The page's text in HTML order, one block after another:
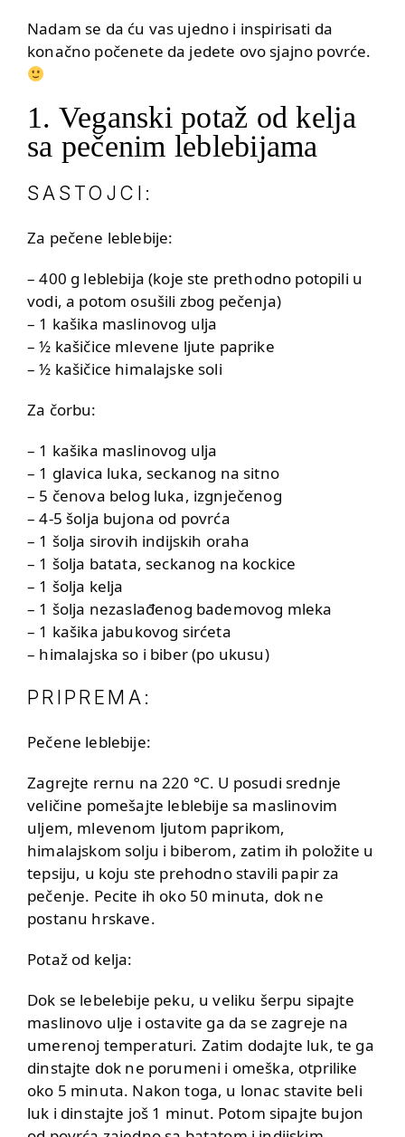
Nadam se da ću vas ujedno i inspirisati da
konačno počenete da jedete ovo sjajno povrće.
1. Veganski potaž od kelja
sa pečenim leblebijama
SASTOJCI:
Za pečene leblebije:
– 400 g leblebija (koje ste prethodno potopili u
vodi, a potom osušili zbog pečenja)
– 1 kašika maslinovog ulja
– ½ kašičice mlevene ljute paprike
– ½ kašičice himalajske soli
Za čorbu:
– 1 kašika maslinovog ulja
– 1 glavica luka, seckanog na sitno
– 5 čenova belog luka, izgnječenog
– 4-5 šolja bujona od povrća
– 1 šolja sirovih indijskih oraha
– 1 šolja batata, seckanog na kockice
– 1 šolja kelja
– 1 šolja nezaslađenog bademovog mleka
– 1 kašika jabukovog sirćeta
– himalajska so i biber (po ukusu)
PRIPREMA:
Pečene leblebije:
Zagrejte rernu na 220 °C. U posudi srednje
veličine pomešajte leblebije sa maslinovim
uljem, mlevenom ljutom paprikom,
himalajskom solju i biberom, zatim ih položite u
tepsiju, u koju ste prehodno stavili papir za
pečenje. Pecite ih oko 50 minuta, dok ne
postanu hrskave.
Potaž od kelja:
Dok se lebelebije peku, u veliku šerpu sipajte
maslinovo ulje i ostavite ga da se zagreje na
umerenoj temperaturi. Zatim dodajte luk, te ga
dinstajte dok ne porumeni i omeška, otprilike
oko 5 minuta. Nakon toga, u lonac stavite beli
luk i dinstajte još 1 minut. Potom sipajte bujon